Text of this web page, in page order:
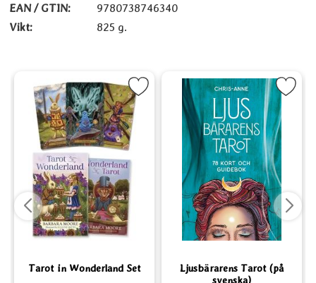
EAN / GTIN:
9780738746340
Vikt:
825 g.
Set som favorit
Tarot in Wonderland Set
Markera Tarot in Wonderland Set som favorit
Ljusbärarens Tarot (på
svenska)
Markera Ljusbärarens Tarot